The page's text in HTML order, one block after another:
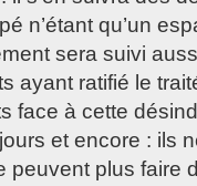
n’étant qu’un
sera suivi
ayant ratifié le
face à cette
et encore : ils
peuvent plus faire